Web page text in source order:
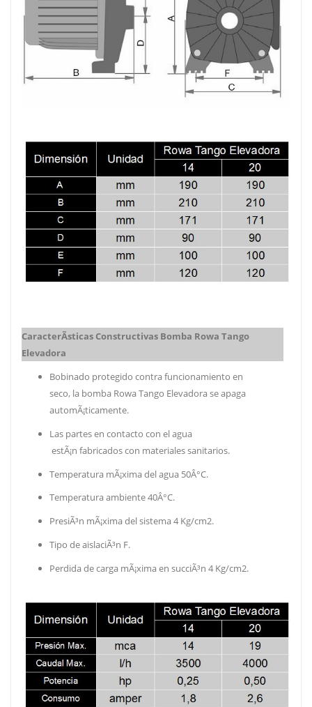
CaracterÃ­sticas Constructivas Bomba Rowa Tango
Elevadora
Bobinado protegido contra funcionamiento en
seco, la bomba Rowa Tango Elevadora se apaga
automÃ¡ticamente.
Las partes en contacto con el agua
estÃ¡n fabricados con materiales sanitarios.
Temperatura mÃ¡xima del agua 50Â°C.
Temperatura ambiente 40Â°C.
PresiÃ³n mÃ¡xima del sistema 4 Kg/cm2.
Tipo de aislaciÃ³n F.
Perdida de carga mÃ¡xima en succiÃ³n 4 Kg/cm2.